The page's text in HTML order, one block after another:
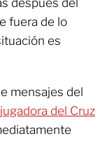
después del
fuera de lo
es
mensajes del
jugadora del Cruz